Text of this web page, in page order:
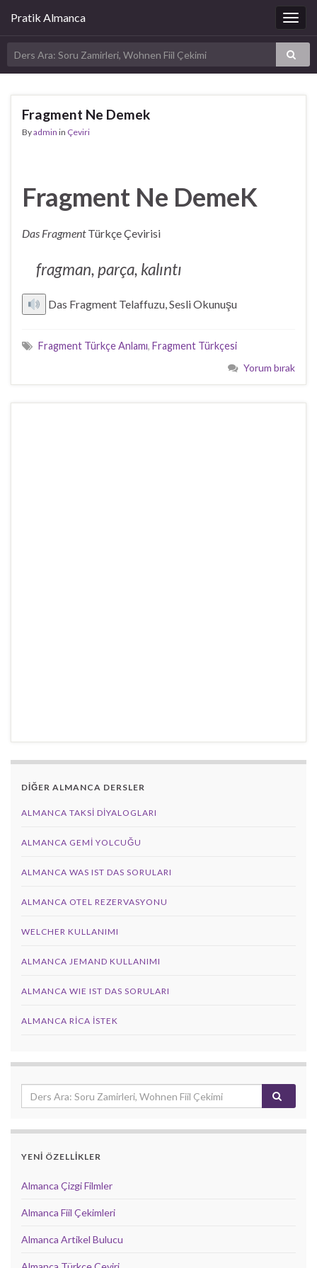
Pratik Almanca
Fragment Ne Demek
Byadmin in Çeviri
Fragment Ne DemeK
Das FragmentTürkçe Çevirisi
fragman, parça, kalıntı
Das Fragment Telaffuzu, Sesli Okunuşu
Fragment Türkçe Anlamı, Fragment Türkçesi
Yorum bırak
DİĞER ALMANCA DERSLER
ALMANCA TAKSI DIYALOGLARI
ALMANCA GEMI YOLCUĞU
ALMANCA WAS IST DAS SORULARI
ALMANCA OTEL REZERVASYONU
WELCHER KULLANIMI
ALMANCA JEMAND KULLANIMI
ALMANCA WIE IST DAS SORULARI
ALMANCA RICA İSTEK
YENİ ÖZELLİKLER
Almanca Çizgi Filmler
Almanca Fiil Çekimleri
Almanca Artikel Bulucu